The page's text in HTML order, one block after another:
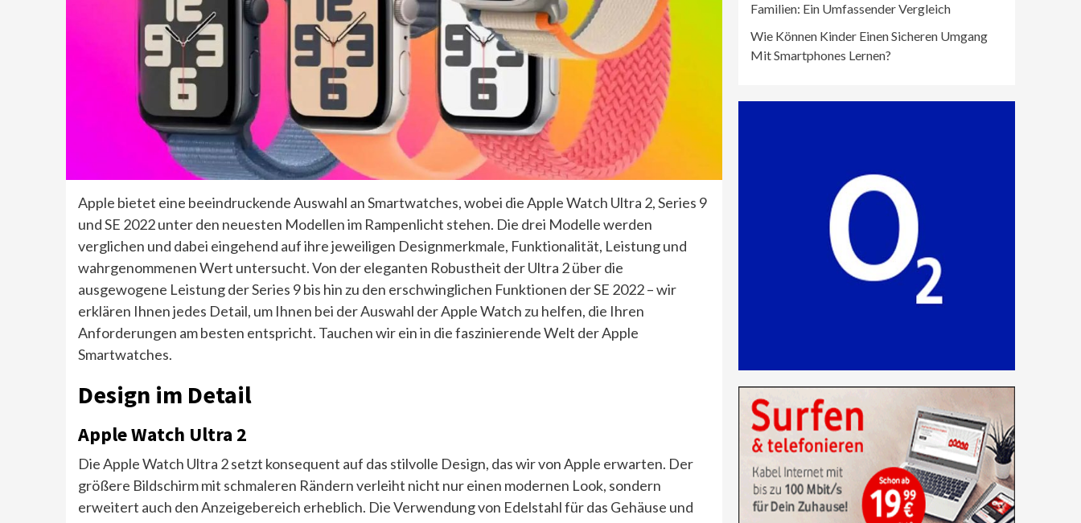
Apple bietet eine beeindruckende Auswahl an Smartwatches, wobei die Apple Watch Ultra 2, Series 9
und SE 2022 unter den neuesten Modellen im Rampenlicht stehen. Die drei Modelle werden
verglichen und dabei eingehend auf ihre jeweiligen Designmerkmale, Funktionalität, Leistung und
wahrgenommenen Wert untersucht. Von der eleganten Robustheit der Ultra 2 über die
ausgewogene Leistung der Series 9 bis hin zu den erschwinglichen Funktionen der SE 2022 – wir
erklären Ihnen jedes Detail, um Ihnen bei der Auswahl der Apple Watch zu helfen, die Ihren
Anforderungen am besten entspricht. Tauchen wir ein in die faszinierende Welt der Apple
Smartwatches.
Design im Detail
Apple Watch Ultra 2
Die Apple Watch Ultra 2 setzt konsequent auf das stilvolle Design, das wir von Apple erwarten. Der
größere Bildschirm mit schmaleren Rändern verleiht nicht nur einen modernen Look, sondern
erweitert auch den Anzeigebereich erheblich. Die Verwendung von Edelstahl für das Gehäuse und
Familien: Ein Umfassender Vergleich
Wie Können Kinder Einen Sicheren Umgang
Mit Smartphones Lernen?